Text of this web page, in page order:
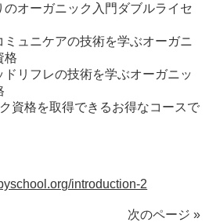
オーガニック入門ダブルライセ
ュニケアの技術を学ぶオーガニ
格
リフレの技術を学ぶオーガニッ
資格を取得できるお得なコースで
introduction-2
次のページ »